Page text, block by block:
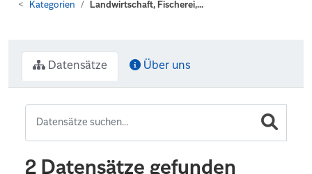
Kategorien Landwirtschaft, Fischerei,...
Datensätze Über uns
2 Datensätze gefunden